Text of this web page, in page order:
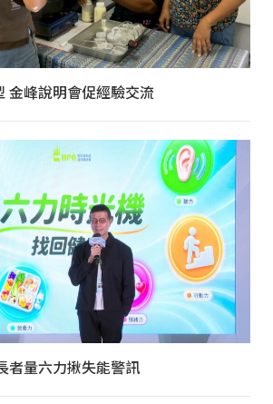
金峰說明會促經驗交流
者量六力揪失能警訊